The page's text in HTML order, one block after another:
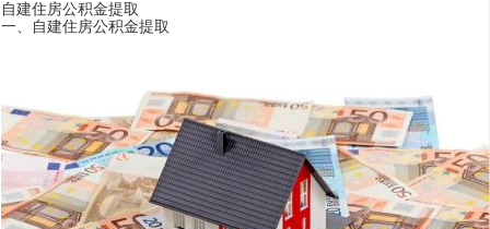
自建住房公积金提取
一、自建住房公积金提取